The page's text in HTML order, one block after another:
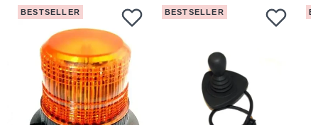
BESTSELLER BESTSELLER